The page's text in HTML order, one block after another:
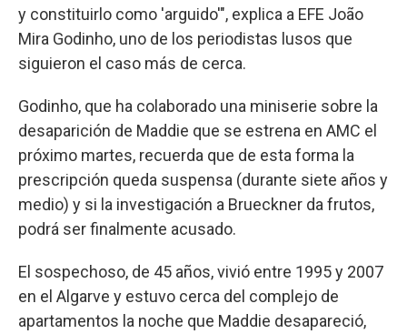
y constituirlo como 'arguido'", explica a EFE João
Mira Godinho, uno de los periodistas lusos que
siguieron el caso más de cerca.
Godinho, que ha colaborado una miniserie sobre la
desaparición de Maddie que se estrena en AMC el
próximo martes, recuerda que de esta forma la
prescripción queda suspensa (durante siete años y
medio) y si la investigación a Brueckner da frutos,
podrá ser finalmente acusado.
El sospechoso, de 45 años, vivió entre 1995 y 2007
en el Algarve y estuvo cerca del complejo de
apartamentos la noche que Maddie desapareció,